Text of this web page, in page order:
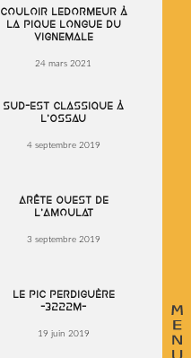
Couloir Ledormeur à
la Pique Longue du
Vignemale
24 mars 2021
Sud-Est classique à
l’Ossau
4 septembre 2019
Arête Ouest de
l’Amoulat
3 septembre 2019
Le Pic Perdiguère
-3222m-
19 juin 2019